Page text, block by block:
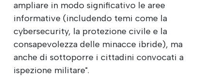
ampliare in modo significativo le aree
informative (includendo temi come la
cybersecurity, la protezione civile e la
consapevolezza delle minacce ibride), ma
anche di sottoporre i cittadini convocati a
ispezione militare".